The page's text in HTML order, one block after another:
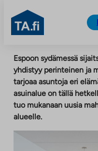
sisältöön
TA.fi
Espoon sydämessä
yhdistyy perinteinen ja
tarjoaa asuntoja eri
asuinalue on tällä
tuo mukanaan uusia
alueelle.